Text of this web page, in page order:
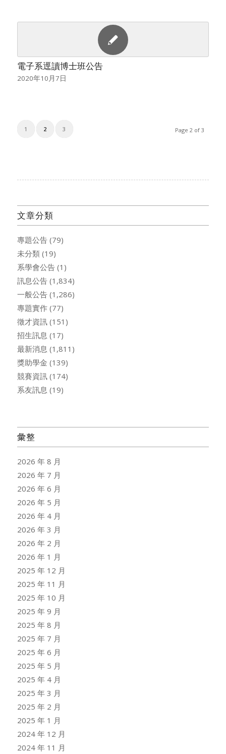
電子系逕讀博士班公告
2020年10月7日
Page 2 of 3
1 2 3
文章分類
專題公告(79)
未分類(19)
系學會公告(1)
訊息公告(1,834)
一般公告(1,286)
專題實作(77)
徵才資訊(151)
招生訊息 (17)
最新消息 (1,811)
獎助學金 (139)
競賽資訊(174)
系友訊息 (19)
彙整
2026 年 8 月
2026 年 7 月
2026 年 6 月
2026 年 5 月
2026 年 4 月
2026 年 3 月
2026 年 2 月
2026 年 1 月
2025 年 12 月
2025 年 11 月
2025 年 10 月
2025 年 9 月
2025 年 8 月
2025 年 7 月
2025 年 6 月
2025 年 5 月
2025 年 4 月
2025 年 3 月
2025 年 2 月
2025 年 1 月
2024 年 12 月
2024 年 11 月